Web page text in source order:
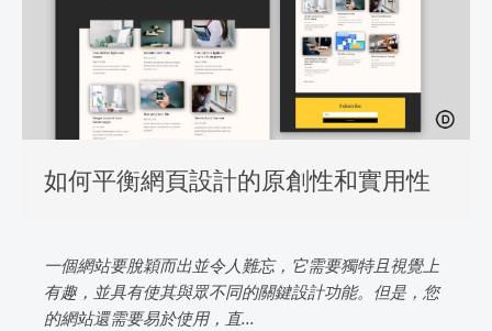
如何平衡網頁設計的原創性和實用性
一個網站要脫穎而出並令人難忘，它需要獨特且視覺上
有趣，並具有使其與眾不同的關鍵設計功能。但是，您
的網站還需要易於使用，直...